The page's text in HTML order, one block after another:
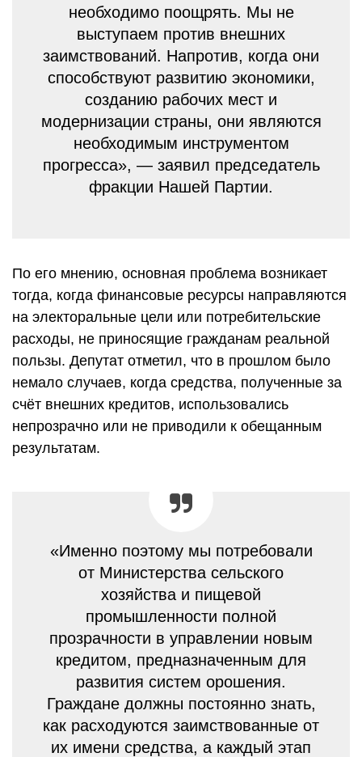
необходимо поощрять. Мы не
выступаем против внешних
заимствований. Напротив, когда они
способствуют развитию экономики,
созданию рабочих мест и
модернизации страны, они являются
необходимым инструментом
прогресса», — заявил председатель
фракции Нашей Партии.
По его мнению, основная проблема возникает
тогда, когда финансовые ресурсы направляются
на электоральные цели или потребительские
расходы, не приносящие гражданам реальной
пользы. Депутат отметил, что в прошлом было
немало случаев, когда средства, полученные за
счёт внешних кредитов, использовались
непрозрачно или не приводили к обещанным
результатам.
«Именно поэтому мы потребовали
от Министерства сельского
хозяйства и пищевой
промышленности полной
прозрачности в управлении новым
кредитом, предназначенным для
развития систем орошения.
Граждане должны постоянно знать,
как расходуются заимствованные от
их имени средства, а каждый этап